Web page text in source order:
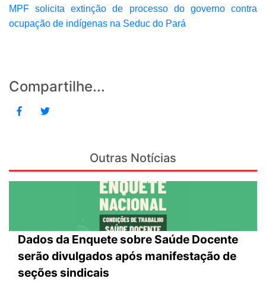
MPF solicita extinção de processo do governo contra
ocupação de indígenas na Seduc do Pará
Compartilhe...
Outras Notícias
Dados da Enquete sobre Saúde Docente
serão divulgados após manifestação de
seções sindicais